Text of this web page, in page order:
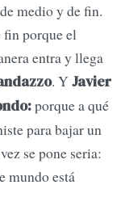
medio y de fin.
fin porque el
entra y llega
. YJavier
porque a qué
para bajar un
se pone seria:
mundo está